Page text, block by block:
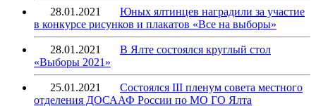
28.01.2021
Юных ялтинцев наградили за участие
в конкурсе рисунков и плакатов «Все на выборы»
28.01.2021
В Ялте состоялся круглый стол
«Выборы 2021»
25.01.2021
Состоялся III пленум совета местного
отделения ДОСААФ России по МО ГО Ялта